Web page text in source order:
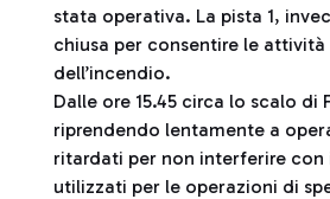
stata operativa. La pista 1,
chiusa per consentire le
dell’incendio.
Dalle ore 15.45 circa lo scalo di
riprendendo lentamente a
ritardati per non interferire con
utilizzati per le operazioni di